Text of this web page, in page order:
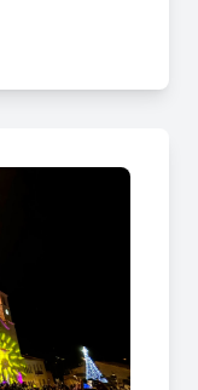
seguiran el
a la
oficial a
d'Òdena.